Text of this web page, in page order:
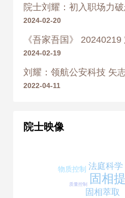
2024-02-20
《吾家吾国》 20240219
2024-02-19
刘耀：领航公安科技 矢
2022-04-11
院士映像
固相
法庭科学
固相萃取
物质控制
质量控制